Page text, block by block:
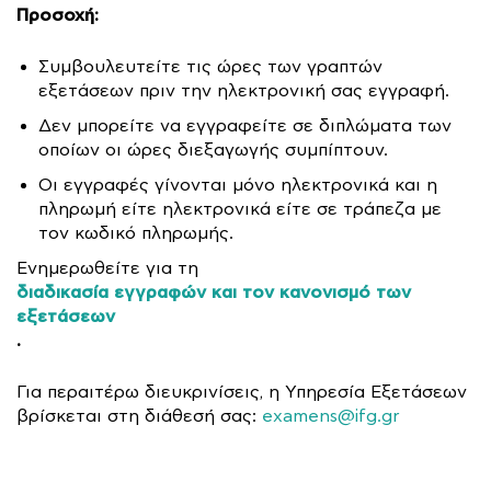
Προσοχή:
Συμβουλευτείτε τις ώρες των γραπτών
εξετάσεων πριν την ηλεκτρονική σας εγγραφή.
Δεν μπορείτε να εγγραφείτε σε διπλώματα των
οποίων οι ώρες διεξαγωγής συμπίπτουν.
Οι εγγραφές γίνονται μόνο ηλεκτρονικά και η
πληρωμή είτε ηλεκτρονικά είτε σε τράπεζα με
τον κωδικό πληρωμής.
Ενημερωθείτε για τη
διαδικασία εγγραφών και τον κανονισμό των
εξετάσεων
.
Για περαιτέρω διευκρινίσεις, η Υπηρεσία Εξετάσεων
βρίσκεται στη διάθεσή σας: examens@ifg.gr